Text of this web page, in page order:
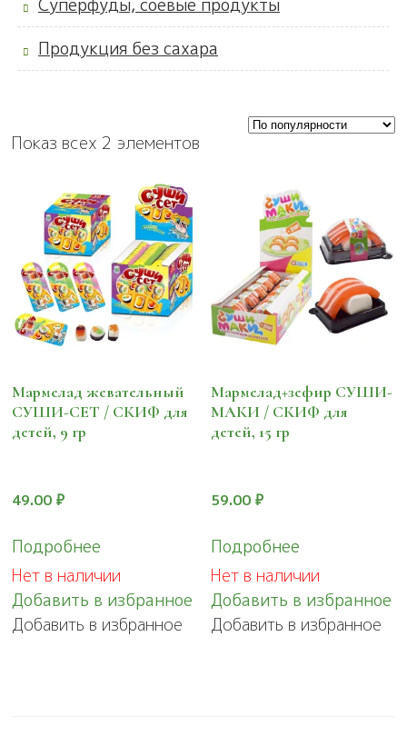
Суперфуды, соевые продукты
Продукция без сахара
Показ всех 2 элементов
Мармелад жевательный
СУШИ-СЕТ / СКИФ для
детей, 9 гр
49.00 ₽
Подробнее
Нет в наличии
Добавить в избранное
Добавить в избранное
Мармелад+зефир СУШИ-
МАКИ / СКИФ для
детей, 15 гр
59.00₽
Подробнее
Нет в наличии
Добавить в избранное
Добавить в избранное